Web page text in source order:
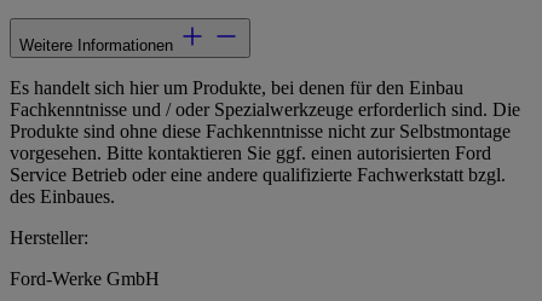
Weitere Informationen
Es handelt sich hier um Produkte, bei denen für den Einbau
Fachkenntnisse und / oder Spezialwerkzeuge erforderlich sind. Die
Produkte sind ohne diese Fachkenntnisse nicht zur Selbstmontage
vorgesehen. Bitte kontaktieren Sie ggf. einen autorisierten Ford
Service Betrieb oder eine andere qualifizierte Fachwerkstatt bzgl.
des Einbaues.
Hersteller:
Ford-Werke GmbH